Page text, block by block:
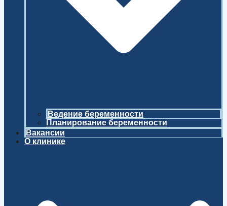
Ведение беременности
Планирование беременности
Вакансии
О клинике